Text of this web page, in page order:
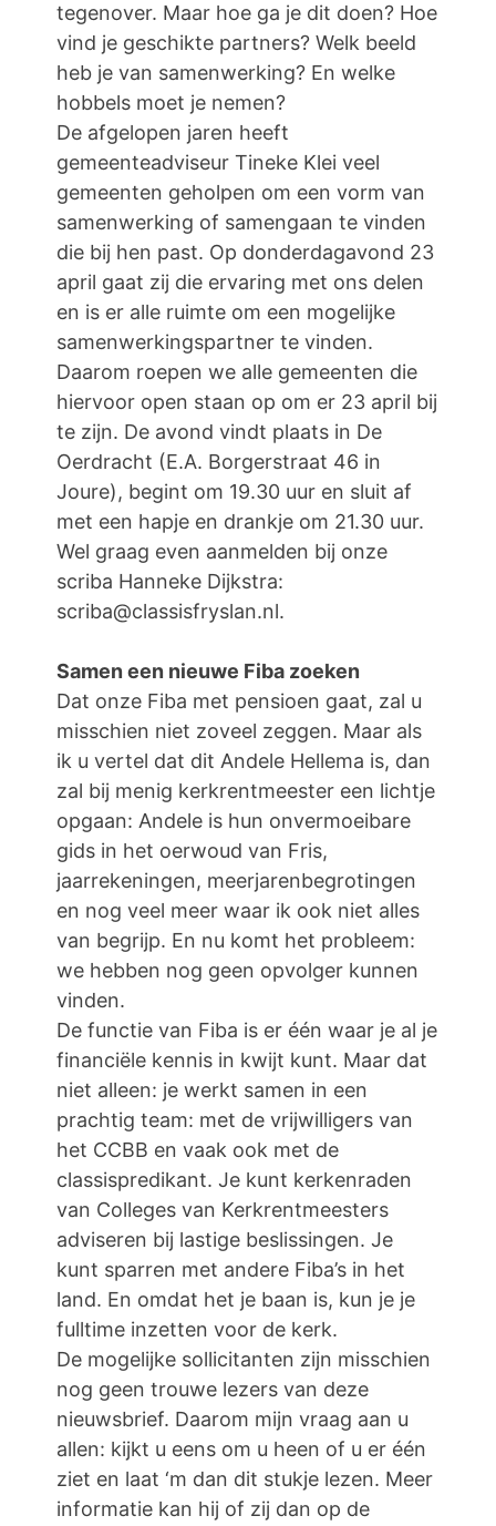
tegenover. Maar hoe ga je dit doen? Hoe
vind je geschikte partners? Welk beeld
heb je van samenwerking? En welke
hobbels moet je nemen?
De afgelopen jaren heeft
gemeenteadviseur Tineke Klei veel
gemeenten geholpen om een vorm van
samenwerking of samengaan te vinden
die bij hen past. Op donderdagavond 23
april gaat zij die ervaring met ons delen
en is er alle ruimte om een mogelijke
samenwerkingspartner te vinden.
Daarom roepen we alle gemeenten die
hiervoor open staan op om er 23 april bij
te zijn. De avond vindt plaats in De
Oerdracht (E.A. Borgerstraat 46 in
Joure), begint om 19.30 uur en sluit af
met een hapje en drankje om 21.30 uur.
Wel graag even aanmelden bij onze
scriba Hanneke Dijkstra:
scriba@classisfryslan.nl.
Samen een nieuwe Fiba zoeken
Dat onze Fiba met pensioen gaat, zal u
misschien niet zoveel zeggen. Maar als
ik u vertel dat dit Andele Hellema is, dan
zal bij menig kerkrentmeester een lichtje
opgaan: Andele is hun onvermoeibare
gids in het oerwoud van Fris,
jaarrekeningen, meerjarenbegrotingen
en nog veel meer waar ik ook niet alles
van begrijp. En nu komt het probleem:
we hebben nog geen opvolger kunnen
vinden.
De functie van Fiba is er één waar je al je
financiële kennis in kwijt kunt. Maar dat
niet alleen: je werkt samen in een
prachtig team: met de vrijwilligers van
het CCBB en vaak ook met de
classispredikant. Je kunt kerkenraden
van Colleges van Kerkrentmeesters
adviseren bij lastige beslissingen. Je
kunt sparren met andere Fiba’s in het
land. En omdat het je baan is, kun je je
fulltime inzetten voor de kerk.
De mogelijke sollicitanten zijn misschien
nog geen trouwe lezers van deze
nieuwsbrief. Daarom mijn vraag aan u
allen: kijkt u eens om u heen of u er één
ziet en laat ‘m dan dit stukje lezen. Meer
informatie kan hij of zij dan op de